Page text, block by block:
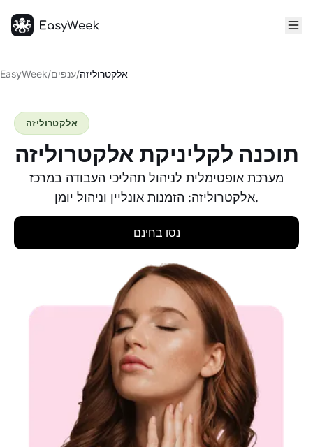
EasyWeek/ענפים/אלקטרוליזה
תוכנה לקליניקת אלקטרוליזה
מערכת אופטימלית לניהול תהליכי העבודה במרכז
אלקטרוליזה: הזמנות אונליין וניהול יומן.
אלקטרוליזה
נסו בחינם